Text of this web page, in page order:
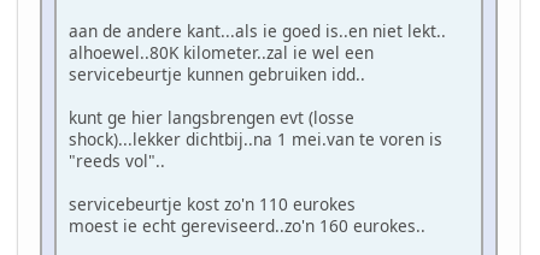
aan de andere kant...als ie goed is..en niet lekt..
alhoewel..80K kilometer..zal ie wel een
servicebeurtje kunnen gebruiken idd..
kunt ge hier langsbrengen evt (losse
shock)...lekker dichtbij..na 1 mei.van te voren is
"reeds vol"..
servicebeurtje kost zo'n 110 eurokes
moest ie echt gereviseerd..zo'n 160 eurokes..